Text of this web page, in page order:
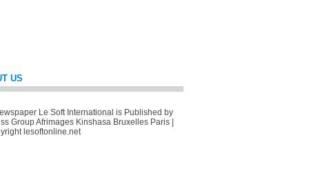
US
Le Soft International is Published by
Group Afrimages Kinshasa Bruxelles Paris |
lesoftonline.net